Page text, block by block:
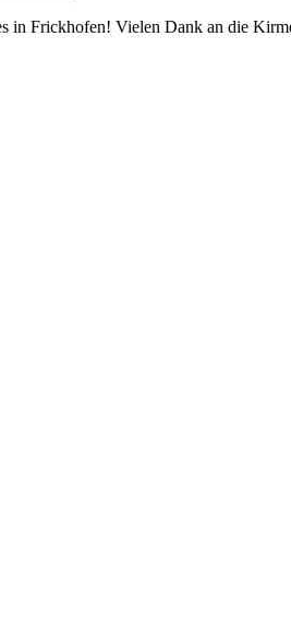
in Frickhofen! Vielen Dank an die